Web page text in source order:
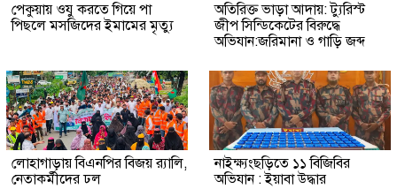
পেকুয়ায় ওযু করতে গিয়ে পা
পিছলে মসজিদের ইমামের মৃত্যু
অতিরিক্ত ভাড়া আদায়: ট্যুরিস্ট
জীপ সিন্ডিকেটের বিরুদ্ধে
অভিযান:জরিমানা ও গাড়ি জব্দ
লোহাগাড়ায় বিএনপির বিজয় র‍্যালি,
নেতাকর্মীদের ঢল
নাইক্ষ্যংছড়িতে ১১ বিজিবির
অভিযান : ইয়াবা উদ্ধার